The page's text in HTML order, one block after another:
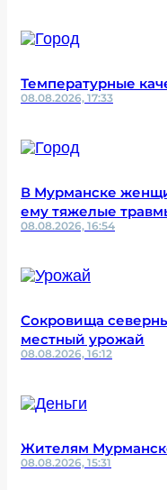
Температурные
08.08.2026, 17:33
В Мурманске
ему тяжелые
08.08.2026, 16:54
Сокровища
местный урожай
08.08.2026, 16:12
Жителям
08.08.2026, 15:31